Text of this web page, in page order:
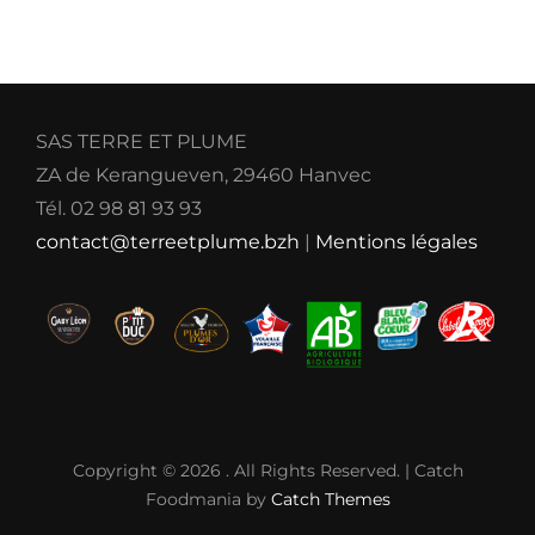
SAS TERRE ET PLUME
ZA de Kerangueven, 29460 Hanvec
Tél. 02 98 81 93 93
contact@terreetplume.bzh | Mentions légales
Copyright © 2026 . All Rights Reserved. | Catch
Foodmania by Catch Themes